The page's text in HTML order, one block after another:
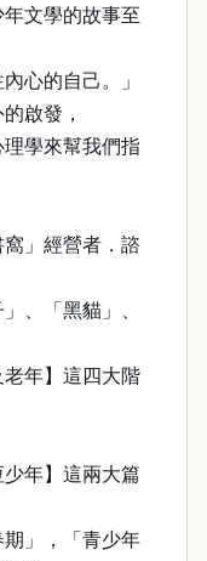
年文學的故事至
心的自己。」
啟發，
學來幫我們指
窩」經營者．諮
、「黑貓」、
年】這四大階
年】這兩大篇
」，「青少年